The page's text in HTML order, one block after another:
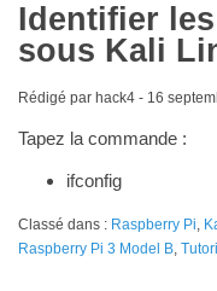
Identifier
sous Kali
Rédigé par hack4 - 16
Tapez la commande :
ifconfig
Classé dans : Raspberry Pi,
Raspberry Pi 3 Model B,